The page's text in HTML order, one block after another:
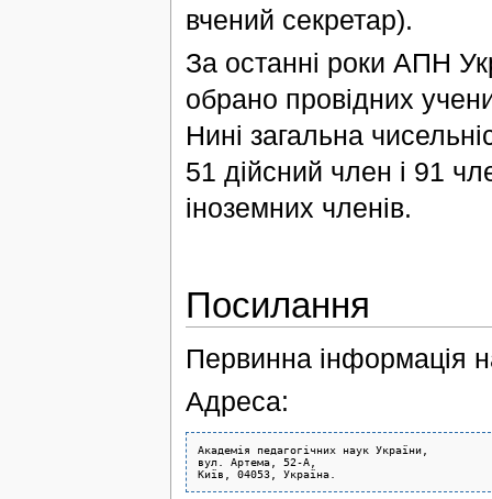
вчений секретар).
За останні роки АПН
обрано провідних
Нині загальна
51 дійсний член і 91
іноземних членів.
Посилання
Первинна інформація
Адреса:
Академія педагогічних наук України,
вул. Артема, 52-А,